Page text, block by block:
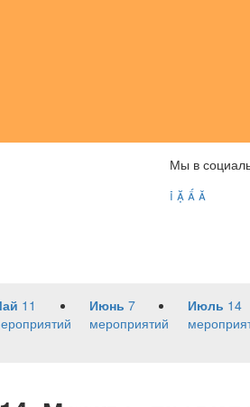
Мы в
   
11
Июнь 7
мероприятий
Июль 14